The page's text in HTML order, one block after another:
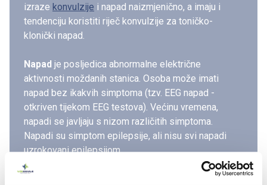
izraze konvulzije i napad naizmjenično, a imaju i
tendenciju koristiti riječ konvulzije za toničko-
klonički napad.
Napad je posljedica abnormalne električne
aktivnosti moždanih stanica. Osoba može imati
napad bez ikakvih simptoma (tzv. EEG napad -
otkriven tijekom EEG testova). Većinu vremena,
napadi se javljaju s nizom različitih simptoma.
Napadi su simptom epilepsije, ali nisu svi napadi
uzrokovani epilepsijom.
je neurološka bolest koja je definirana